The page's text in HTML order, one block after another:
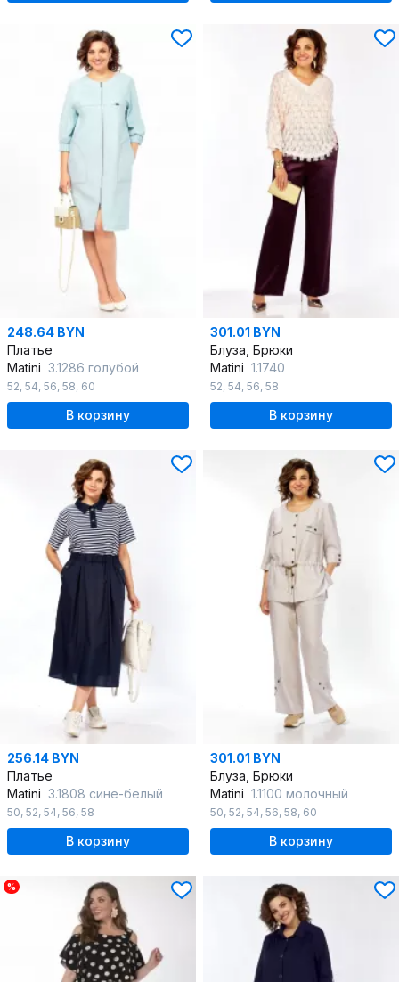
248.64 BYN
Платье
Matini 3.1286 голубой
52, 54, 56, 58, 60
В корзину
301.01 BYN
Блуза, Брюки
Matini 1.1740
52, 54, 56, 58
В корзину
256.14 BYN
Платье
Matini 3.1808 сине-белый
50, 52, 54, 56, 58
В корзину
301.01 BYN
Блуза, Брюки
Matini 1.1100 молочный
50, 52, 54, 56, 58, 60
В корзину
%